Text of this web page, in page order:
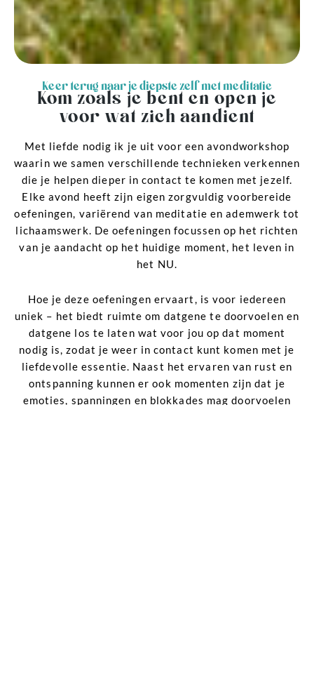
Keer terug naar je diepste zelf met meditatie
Kom zoals je bent en open je
voor wat zich aandient
Met liefde nodig ik je uit voor een avondworkshop
waarin we samen verschillende technieken verkennen
die je helpen dieper in contact te komen met jezelf.
Elke avond heeft zijn eigen zorgvuldig voorbereide
oefeningen, variërend van meditatie en ademwerk tot
lichaamswerk. De oefeningen focussen op het richten
van je aandacht op het huidige moment, het leven in
het NU.
Hoe je deze oefeningen ervaart, is voor iedereen
uniek – het biedt ruimte om datgene te doorvoelen en
datgene los te laten wat voor jou op dat moment
nodig is, zodat je weer in contact kunt komen met je
liefdevolle essentie. Naast het ervaren van rust en
ontspanning kunnen er ook momenten zijn dat je
emoties, spanningen en blokkades mag doorvoelen